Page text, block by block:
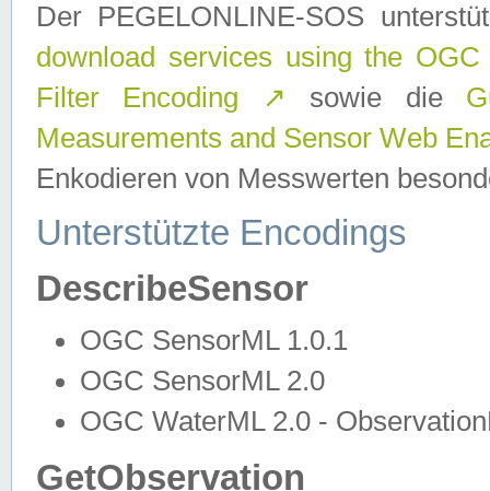
Der PEGELONLINE-SOS
download services using the
Filter Encoding
↗ sowie die
Measurements and Sensor Web
Enkodieren von Messwerten
Unterstützte Encodings
DescribeSensor
OGC SensorML 1.0.1
OGC SensorML 2.0
OGC WaterML 2.0 -
GetObservation